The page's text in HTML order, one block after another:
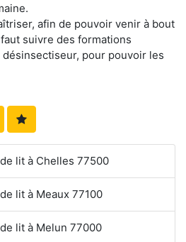
afin de pouvoir venir à bout
suivre des formations
pour pouvoir les
lit à Chelles 77500
lit à Meaux 77100
lit à Melun 77000